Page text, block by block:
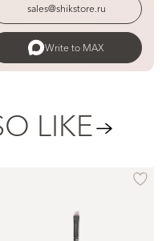
sales@shikstore.ru
Write to MAX
LIKE